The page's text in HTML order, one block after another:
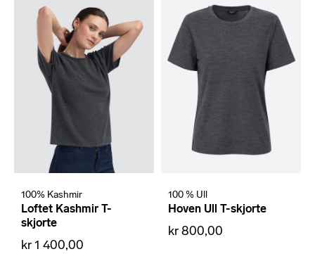
100% Kashmir
Loftet Kashmir T-
skjorte
kr 1 400,00
100 % Ull
Hoven Ull T-skjorte
kr 800,00